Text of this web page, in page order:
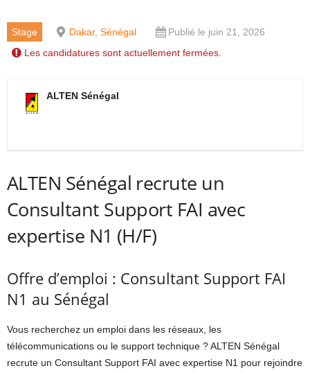
Stage Dakar, Sénégal
Publié le juin 21, 2026
Les candidatures sont actuellement fermées.
ALTEN Sénégal
ALTEN Sénégal recrute un
Consultant Support FAI avec
expertise N1 (H/F)
Offre d’emploi : Consultant Support FAI
N1 au Sénégal
Vous recherchez un emploi dans les réseaux, les
télécommunications ou le support technique ? ALTEN Sénégal
recrute un Consultant Support FAI avec expertise N1 pour rejoindre